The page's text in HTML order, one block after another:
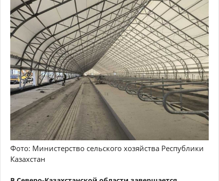
Фото: Министерство сельского хозяйства Республики
Казахстан